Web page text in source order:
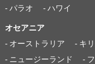
- パラオ
- ハワイ
オセアニア
- オーストラリア
- キ
- ニュージーランド
-